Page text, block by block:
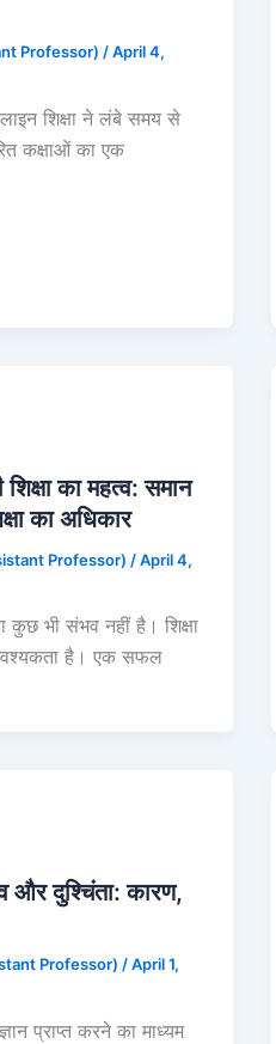
Professor) /April 4,
शिक्षा ने लंबे समय से
कक्षाओं का एक
का महत्व: समान
का अधिकार
Professor) /April 4,
कुछ भी संभव नहीं है। शिक्षा
है। एक सफल
और दुश्चिंता: कारण,
Professor) /April 1,
प्राप्त करने का माध्यम